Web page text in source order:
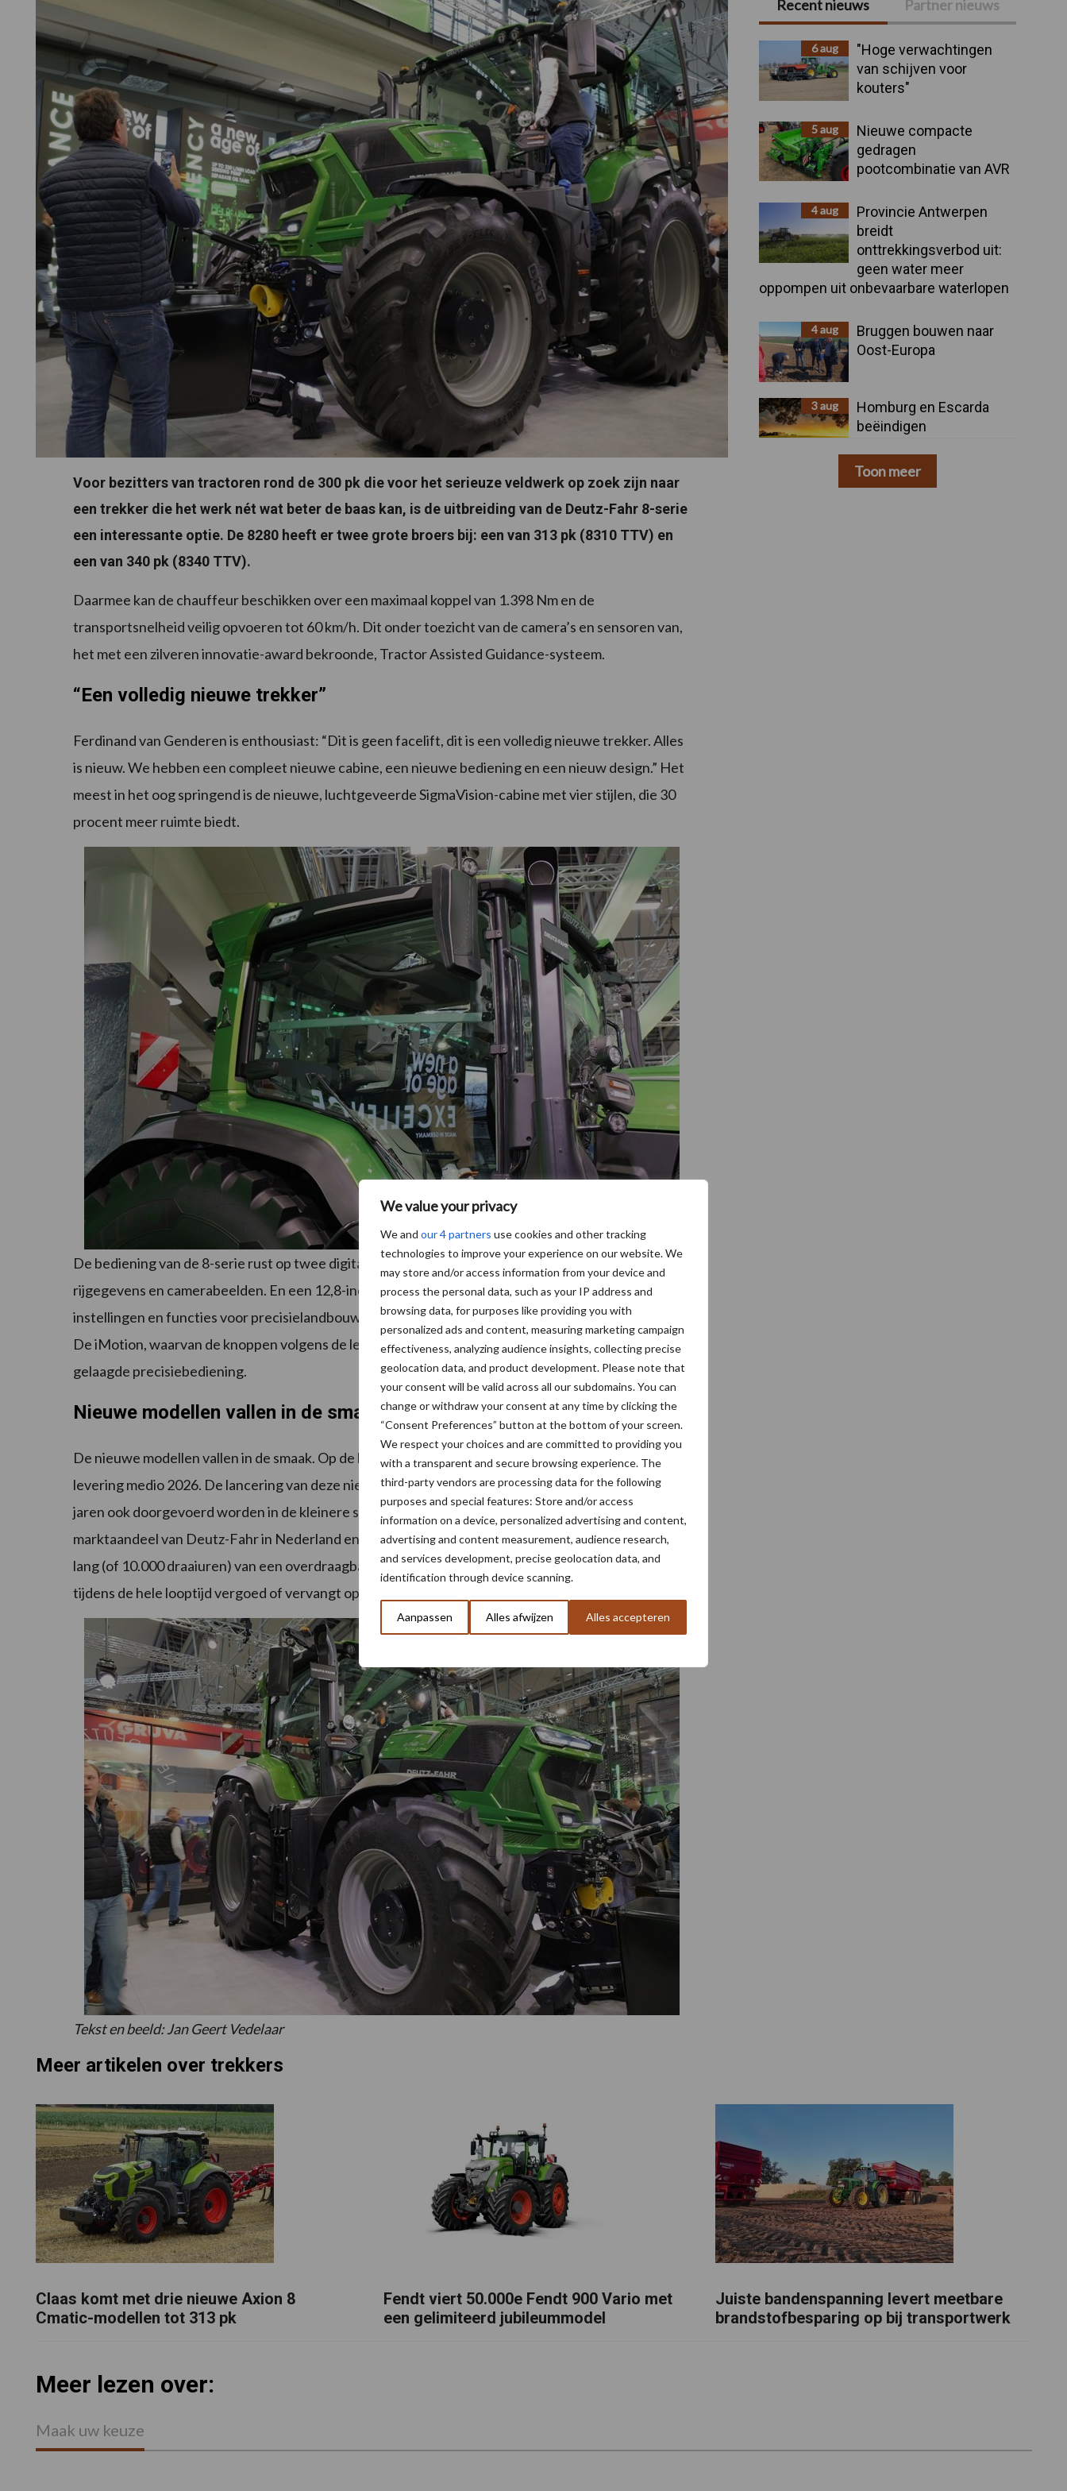
We value your privacy
We and our 4 partners use cookies and other tracking
technologies to improve your experience on our website. We
may store and/or access information from your device and
process the personal data, such as your IP address and
browsing data, for purposes like providing you with
personalized ads and content, measuring marketing campaign
effectiveness, analyzing audience insights, collecting precise
geolocation data, and product development. Please note that
your consent will be valid across all our subdomains. You can
change or withdraw your consent at any time by clicking the
“Consent Preferences” button at the bottom of your screen.
We respect your choices and are committed to providing you
with a transparent and secure browsing experience. The
third-party vendors are processing data for the following
purposes and special features: Store and/or access
information on a device, personalized advertising and content,
advertising and content measurement, audience research,
and services development, precise geolocation data, and
identification through device scanning.
Aanpassen Alles afwijzen Alles accepteren
Voor bezitters van tractoren rond de 300 pk die voor het serieuze veldwerk op zoek zijn naar
een trekker die het werk nét wat beter de baas kan, is de uitbreiding van de Deutz-Fahr 8-serie
een interessante optie. De 8280 heeft er twee grote broers bij: een van 313 pk (8310 TTV) en
een van 340 pk (8340 TTV).
Daarmee kan de chauffeur beschikken over een maximaal koppel van 1.398 Nm en de
transportsnelheid veilig opvoeren tot 60 km/h. Dit onder toezicht van de camera’s en sensoren van,
het met een zilveren innovatie-award bekroonde, Tractor Assisted Guidance-systeem.
“Een volledig nieuwe trekker”
Ferdinand van Genderen is enthousiast: “Dit is geen facelift, dit is een volledig nieuwe trekker. Alles
is nieuw. We hebben een compleet nieuwe cabine, een nieuwe bediening en een nieuw design.” Het
meest in het oog springend is de nieuwe, luchtgeveerde SigmaVision-cabine met vier stijlen, die 30
procent meer ruimte biedt.
De bediening van de 8-serie rust op twee digitale displays. Een 15-inch iCluster in de A-stijl voor
rijgegevens en camerabeelden. En een 12,8-inch iMonitor5 op de iControl-armleuning voor
instellingen en functies voor precisielandbouw. De machine is verder uitgerust met twee joysticks.
De iMotion, waarvan de knoppen volgens de leverancier vrij toewijsbaar zijn, en de CrossLever met
gelaagde precisiebediening.
Nieuwe modellen vallen in de smaak
De nieuwe modellen vallen in de smaak. Op de beursvloer zijn direct alenkele trekkersbesteld voor
levering medio 2026. De lancering van deze nieuwe modellen, waarvan onderdelen in de komende
jaren ook doorgevoerd worden in de kleinere series, komt op een moment dat het relatieve
marktaandeel van Deutz-Fahr in Nederland en België groeit. Kopers profiteren bovendien vijf jaar
lang (of 10.000 draaiuren) van een overdraagbare allriskverzekering bij totaalverlies en schade, die
tijdens de hele looptijd vergoed of vervangt op basis van nieuwwaarde.
Tekst en beeld: Jan Geert Vedelaar
Primaire
Sidebar
Recent nieuws Partner nieuws
6 aug
"Hoge verwachtingen
van schijven voor
kouters"
5 aug
Nieuwe compacte
gedragen
pootcombinatie van AVR
4 aug
Provincie Antwerpen
breidt
onttrekkingsverbod uit:
geen water meer
oppompen uit onbevaarbare waterlopen
4 aug
Bruggen bouwen naar
Oost-Europa
3 aug
Homburg en Escarda
beëindigen
Toon meer
Meer artikelen over trekkers
Claas komt met drie nieuwe Axion 8
Cmatic-modellen tot 313 pk
Fendt viert 50.000e Fendt 900 Vario met
een gelimiteerd jubileummodel
Juiste bandenspanning levert meetbare
brandstofbesparing op bij transportwerk
Meer lezen over:
Maak uw keuze